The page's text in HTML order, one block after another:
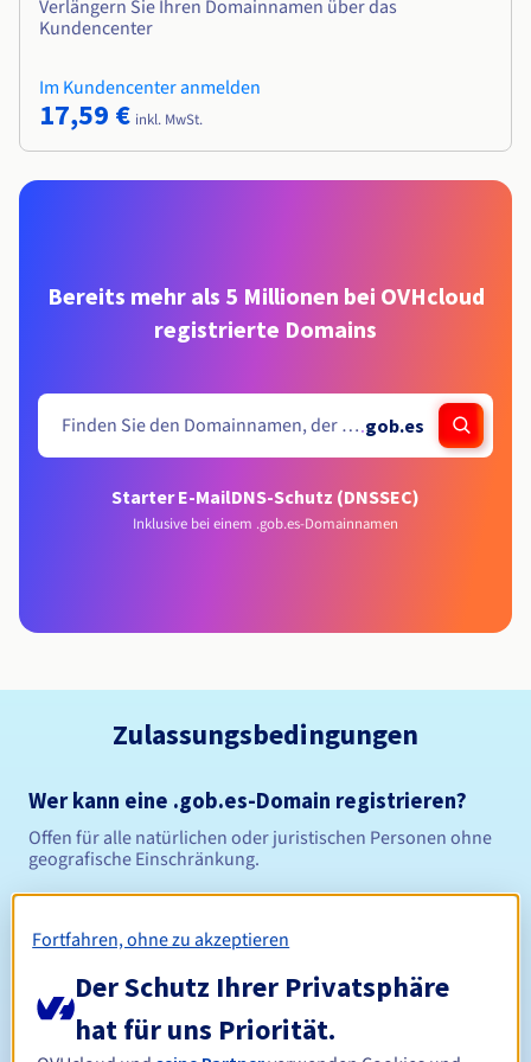
Verlängern Sie Ihren Domainnamen über das
Kundencenter
Im Kundencenter anmelden
17,59 € inkl. MwSt.
Bereits mehr als 5 Millionen bei OVHcloud
registrierte Domains
.gob.es
Starter E-MailDNS-Schutz (DNSSEC)
Inklusive bei einem .gob.es-Domainnamen
Zulassungsbedingungen
Wer kann eine .gob.es-Domain registrieren?
Offen für alle natürlichen oder juristischen Personen ohne
geografische Einschränkung.
Registrierungszeitraum Zwischen 1 und 10 Jahren
Fortfahren, ohne zu akzeptieren
Der Schutz Ihrer Privatsphäre
hat für uns Priorität.